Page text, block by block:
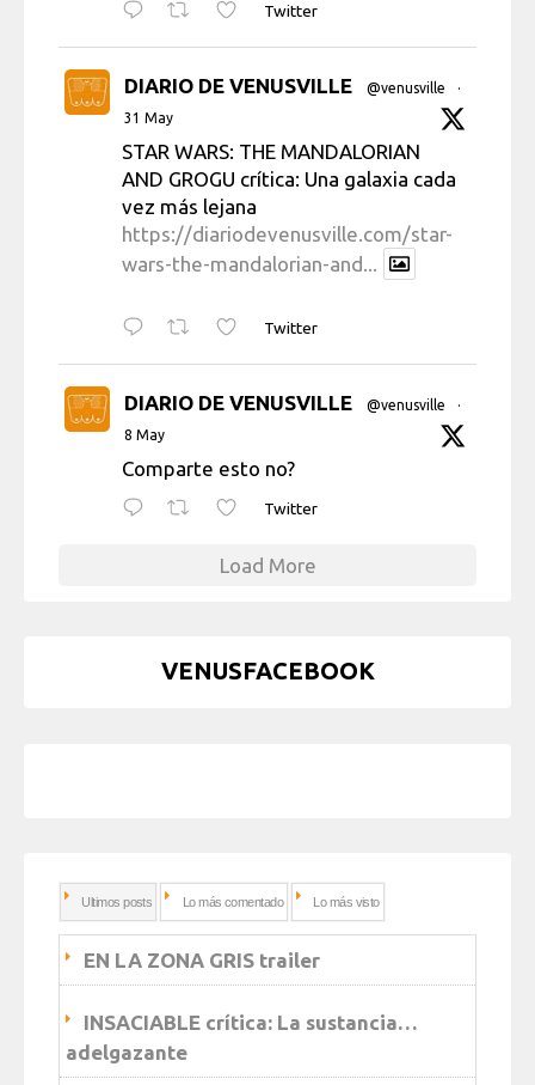
Twitter
DIARIO DE VENUSVILLE @venusville
·
31 May
STAR WARS: THE MANDALORIAN
AND GROGU crítica: Una galaxia cada
vez más lejana
https://diariodevenusville.com/star-
wars-the-mandalorian-and...
Twitter
DIARIO DE VENUSVILLE @venusville
·
8 May
Comparte esto no?
Twitter
Load More
VENUSFACEBOOK
Ultimos posts Lo más comentado Lo más visto
EN LA ZONA GRIS trailer
INSACIABLE crítica: La sustancia…
adelgazante